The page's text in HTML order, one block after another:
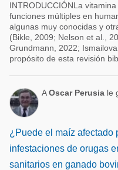
INTRODUCCIÓNLa
funciones múltiples en
algunas muy conocidas y
(Bikle, 2009; Nelson et al.,
Grundmann, 2022;
propósito de esta revisión
AOscar Perusia le
¿Puede el maíz afectado
infestaciones de orugas
sanitarios en ganado